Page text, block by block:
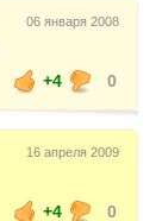
06 января 2008
+4
0
16 апреля 2009
+4
0